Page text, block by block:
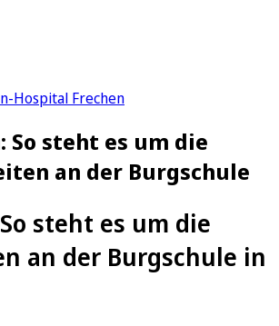
Hospital Frechen
So steht es um die
an der Burgschule
So steht es um die
an der Burgschule in